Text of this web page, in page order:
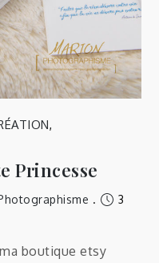
,
Princesse
3
boutique etsy